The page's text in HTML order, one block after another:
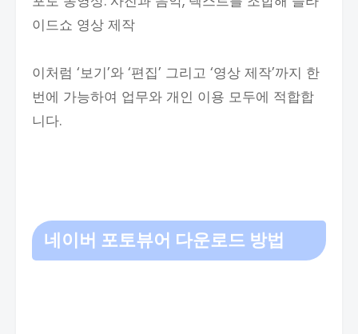
이드쇼 영상 제작
이처럼 ‘보기’와 ‘편집’ 그리고 ‘영상 제작’까지 한
번에 가능하여 업무와 개인 이용 모두에 적합합
니다.
네이버 포토뷰어 다운로드 방법